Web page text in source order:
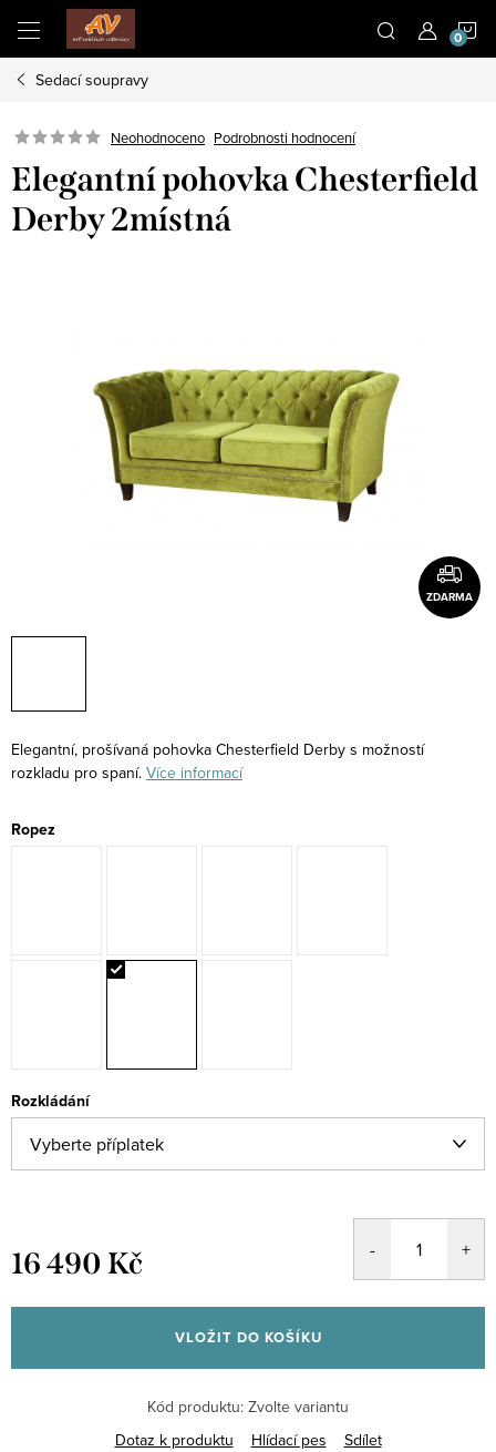
obsah
Sedací soupravy
Neohodnoceno Podrobnosti hodnocení
Elegantní pohovka Chesterfield
Derby 2místná
ZDARMA
Elegantní, prošívaná pohovka Chesterfield Derby s možností
rozkladu pro spaní. Více informací
Ropez
Rozkládání
16 490 Kč
cena:
VLOŽIT DO KOŠÍKU
Kód produktu: Zvolte variantu
Dotaz k produktu
Hlídací pes Sdílet